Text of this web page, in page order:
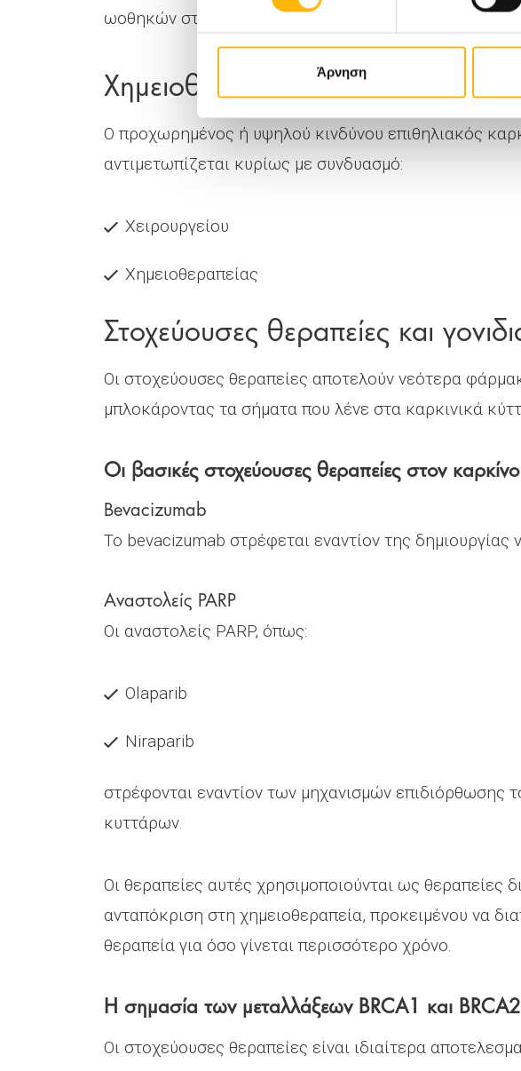
Άρνηση
ωοθηκών στα αρχικά στάδια.
Χημειοθεραπεία
Ο προχωρημένος ή υψηλού κινδύνου επιθηλιακός
αντιμετωπίζεται κυρίως με συνδυασμό:
Χειρουργείου
Χημειοθεραπείας
Στοχεύουσες θεραπείες και
Οι στοχεύουσες θεραπείες αποτελούν νεότερα
μπλοκάροντας τα σήματα που λένε στα καρκινικά
Οι βασικές στοχεύουσες θεραπείες στον
Bevacizumab
Το bevacizumab στρέφεται εναντίον της δημιουργίας
Αναστολείς PARP
Οι αναστολείς PARP, όπως:
Olaparib
Niraparib
στρέφονται εναντίον των μηχανισμών επιδιόρθωσης
κυττάρων.
Οι θεραπείες αυτές χρησιμοποιούνται ως θεραπείες
ανταπόκριση στη χημειοθεραπεία, προκειμένου να
θεραπεία για όσο γίνεται περισσότερο χρόνο.
Η σημασία των μεταλλάξεων BRCA1 και BRCA2
Οι στοχεύουσες θεραπείες είναι ιδιαίτερα